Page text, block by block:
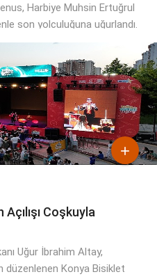
Harbiye Muhsin Ertuğrul
son yolculuğuna uğurlandı.

Coşkuyla
Uğur İbrahim Altay,
düzenlenen Konya Bisiklet